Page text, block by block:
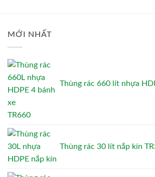
MỚI NHẤT
Thùng rác 660 lít nhựa
TR660
Thùng rác 30 lít nắp kín